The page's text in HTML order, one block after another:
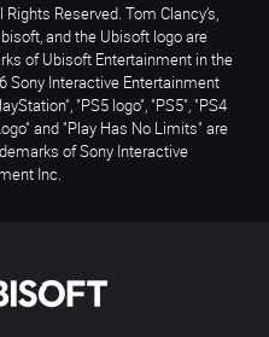
Reserved. Tom Clancy’s,
and the Ubisoft logo are
of Ubisoft Entertainment in the
Sony Interactive Entertainment
"PS5 logo", "PS5", "PS4
and "Play Has No Limits" are
of Sony Interactive
Inc.